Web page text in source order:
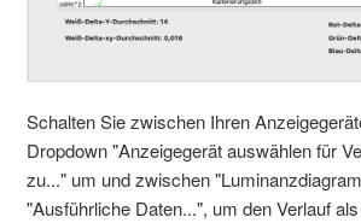
Schalten Sie zwischen Ihren
Dropdown "Anzeigegerät auswählen für
zu..." um und zwischen
"Ausführliche Daten...", um den Verlauf